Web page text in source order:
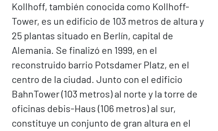
Kollhoff, también conocida como Kollhoff-
Tower, es un edificio de 103 metros de altura y
25 plantas situado en Berlín, capital de
Alemania. Se finalizó en 1999, en el
reconstruido barrio Potsdamer Platz, en el
centro de la ciudad. Junto con el edificio
BahnTower (103 metros) al norte y la torre de
oficinas debis-Haus (106 metros) al sur,
constituye un conjunto de gran altura en el